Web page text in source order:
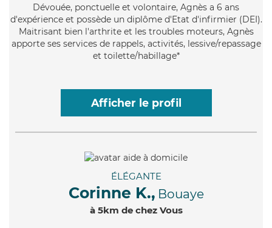
Dévouée, ponctuelle et volontaire, Agnès a 6 ans
d'expérience et possède un diplôme d'Etat d'infirmier (DEI).
Maitrisant bien l'arthrite et les troubles moteurs, Agnès
apporte ses services de rappels, activités, lessive/repassage
et toilette/habillage*
Afficher le profil
ÉLÉGANTE
Corinne K., Bouaye
à 5km de chez Vous